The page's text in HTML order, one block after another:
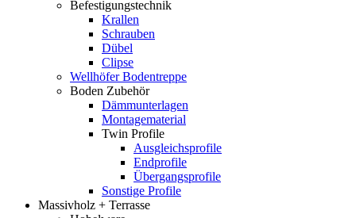
Befestigungstechnik
Krallen
Schrauben
Dübel
Clipse
Wellhöfer Bodentreppe
Boden Zubehör
Dämmunterlagen
Montagematerial
Twin Profile
Ausgleichsprofile
Endprofile
Übergangsprofile
Sonstige Profile
Massivholz + Terrasse